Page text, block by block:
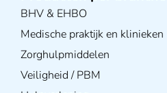
BHV & EHBO
Medische praktijk en klinieken
Zorghulpmiddelen
Veiligheid / PBM